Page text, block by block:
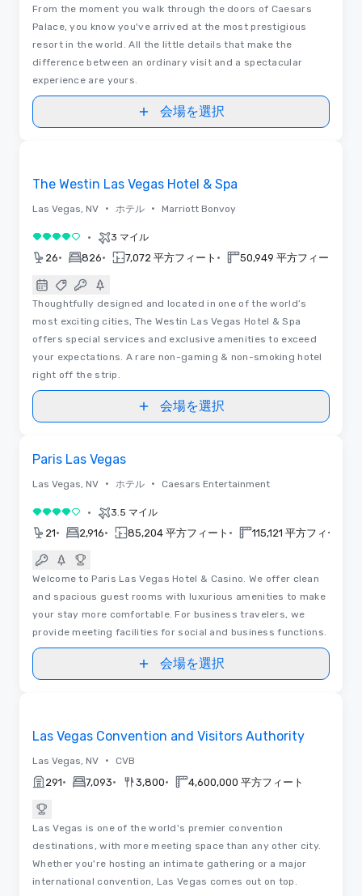
From the moment you walk through the doors of Caesars
Palace, you know you've arrived at the most prestigious
resort in the world. All the little details that make the
difference between an ordinary visit and a spectacular
experience are yours.
会場を選択
The Westin Las Vegas Hotel & Spa
Las Vegas, NV • ホテル • Marriott Bonvoy
5 中の 4 • 3 マイル
26• 826• 7,072 平方フィート • 50,949 平方フィート
Thoughtfully designed and located in one of the world’s
most exciting cities, The Westin Las Vegas Hotel & Spa
offers special services and exclusive amenities to exceed
your expectations. A rare non-gaming & non-smoking hotel
right off the strip.
会場を選択
Paris Las Vegas
Las Vegas, NV • ホテル • Caesars Entertainment
5 中の 4 • 3.5 マイル
21• 2,916• 85,204 平方フィート • 115,121 平方フィート
Welcome to Paris Las Vegas Hotel & Casino. We offer clean
and spacious guest rooms with luxurious amenities to make
your stay more comfortable. For business travelers, we
provide meeting facilities for social and business functions.
会場を選択
Las Vegas Convention and Visitors Authority
Las Vegas, NV • CVB
291• 7,093• 3,800• 4,600,000 平方フィート
Las Vegas is one of the world's premier convention
destinations, with more meeting space than any other city.
Whether you're hosting an intimate gathering or a major
international convention, Las Vegas comes out on top.